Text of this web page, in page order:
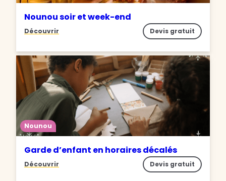
Nounou soir et week-end
Découvrir Devis gratuit
Nounou
Garde d’enfant en horaires décalés
Découvrir Devis gratuit